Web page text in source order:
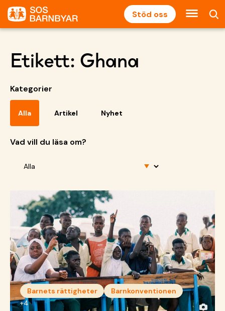
Stöd oss
Etikett: Ghana
Kategorier
Alla Artikel Nyhet
Vad vill du läsa om?
Barnets rättigheter
Barnkonventionen
+4